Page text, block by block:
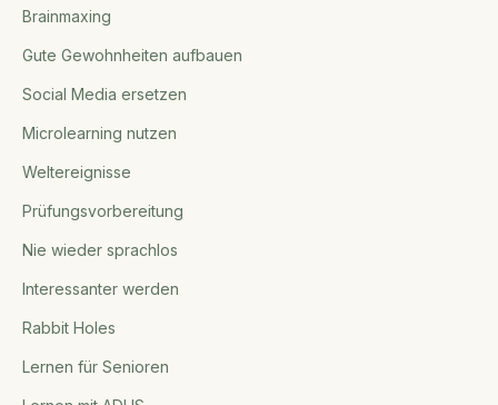
Brainmaxing
Gute Gewohnheiten aufbauen
Social Media ersetzen
Microlearning nutzen
Weltereignisse
Prüfungsvorbereitung
Nie wieder sprachlos
Interessanter werden
Rabbit Holes
Lernen für Senioren